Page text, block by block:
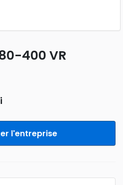
400 VR
l'entreprise